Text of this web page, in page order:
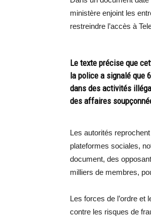
ministère enjoint les
restreindre l’accès à
Le texte précise que
la police a signalé que
dans des activités
des affaires
Les autorités
plateformes sociales,
document, des
milliers de membres,
Les forces de l’ordre et
contre les risques de